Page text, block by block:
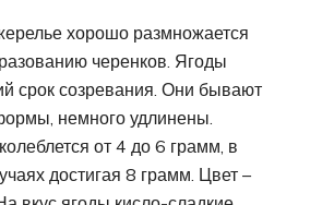
хорошо размножается
черенков. Ягоды
срок созревания. Они бывают
немного удлинены.
от 4 до 6 грамм, в
достигая 8 грамм. Цвет –